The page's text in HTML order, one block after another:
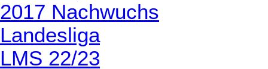
2017 Nachwuchs
Landesliga
LMS 22/23